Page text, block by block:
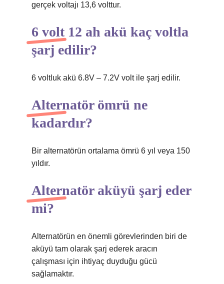
gerçek voltajı 13,6 volttur.
6 volt 12 ah akü kaç voltla
şarj edilir?
6 voltluk akü 6.8V – 7.2V volt ile şarj edilir.
Alternatör ömrü ne
kadardır?
Bir alternatörün ortalama ömrü 6 yıl veya 150
yıldır.
Alternatör aküyü şarj eder
mi?
Alternatörün en önemli görevlerinden biri de
aküyü tam olarak şarj ederek aracın
çalışması için ihtiyaç duyduğu gücü
sağlamaktır.